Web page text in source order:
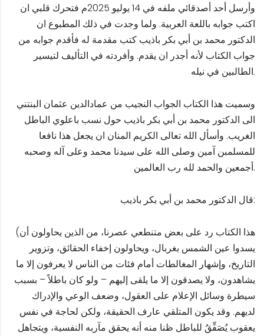
وأرسل أحد أصدقائي ملفه في 14 يوليو 2025م فتحرك قلبي ان
اكتب جوابه باللعة العربية. ولما وجدت في ذلك المطبوع ان
الدكتور محمد بن أبي بكر باذيب كتب مقدمة له فأقدم جوابه من
جواب الكتاب لأنه أجدر ان يقدم. وأفردته في التأليف لتيسير
الطالبين في نيله.
وسميت هذا الكتاب الجواب النجيب من عمادالدين عثمان البنتني
الى الدكتور محمد بن أبي بكر باذيب حول نسب باعلوي الباطل
الغريب. وأسأل الله تعالى الكريم المنان ان يجعل هذا نافعا
للمسلمبن آمين وصلى الله على سيدنا محمد وعلى آله وصحبه
أجمعين والحمد لله رب العالمين.
قال الدكتور محمد بن أبي بكر باذيب:
(هذا الكتاب رد على بعض متنطعي عصرنا، من الذين يحاولون أن
يسدوا عين الشمس بغربال، ويحاولون إخفاء الحقائق، وتزوير
التاريخ، وإشهار المغالطات أمام فئات من الناس لا يعرفون إلا ما
يشاهدون، ولا يصدقون إلا ما يلقى إليهم – ولو كان باطلاً – بسبب
سيطرة وسائل الإعلام على العقول، وضعف الوعي والإدراك
لديهم. وقد يكون المتلقي عارف الحقيقة، ولكن لحاجة في نفس
يعقوب يُصَفِّقُ للباطل ظنا منه أنه يحقق مآربه النفسية، ويتجاهل